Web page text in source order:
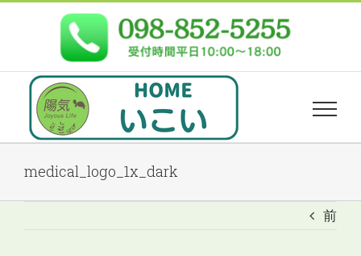
medical_logo_1x_dark
前